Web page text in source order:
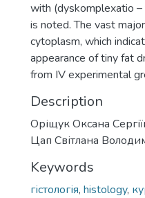
with (dyskomplexatio –
is noted. The vast
cytoplasm, which
appearance of tiny fat
from IV experimental
Description
Оріщук Оксана
Цап Світлана
Keywords
гістологія, histology,